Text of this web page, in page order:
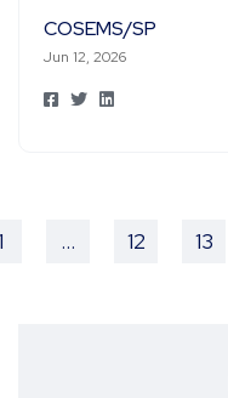
COSEMS/SP
Jun 12, 2026
… 12 13